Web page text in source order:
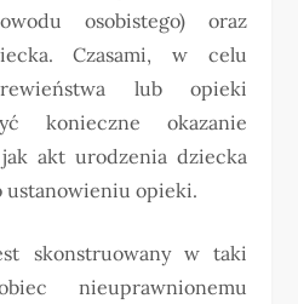
osobistego) oraz
Czasami, w celu
lub opieki
konieczne okazanie
akt urodzenia dziecka
ustanowieniu opieki.
skonstruowany w taki
nieuprawnionemu